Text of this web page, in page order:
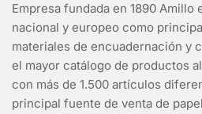
Empresa fundada en 1890 Amillo
nacional y europeo como
materiales de encuadernación y
el mayor catálogo de productos
con más de 1.500 artículos
principal fuente de venta de